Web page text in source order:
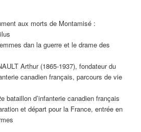
aux morts de Montamisé :
dan la guerre et le drame des
Arthur (1865-1937), fondateur du
canadien français, parcours de vie
bataillon d’infanterie canadien français
et départ pour la France, entrée en